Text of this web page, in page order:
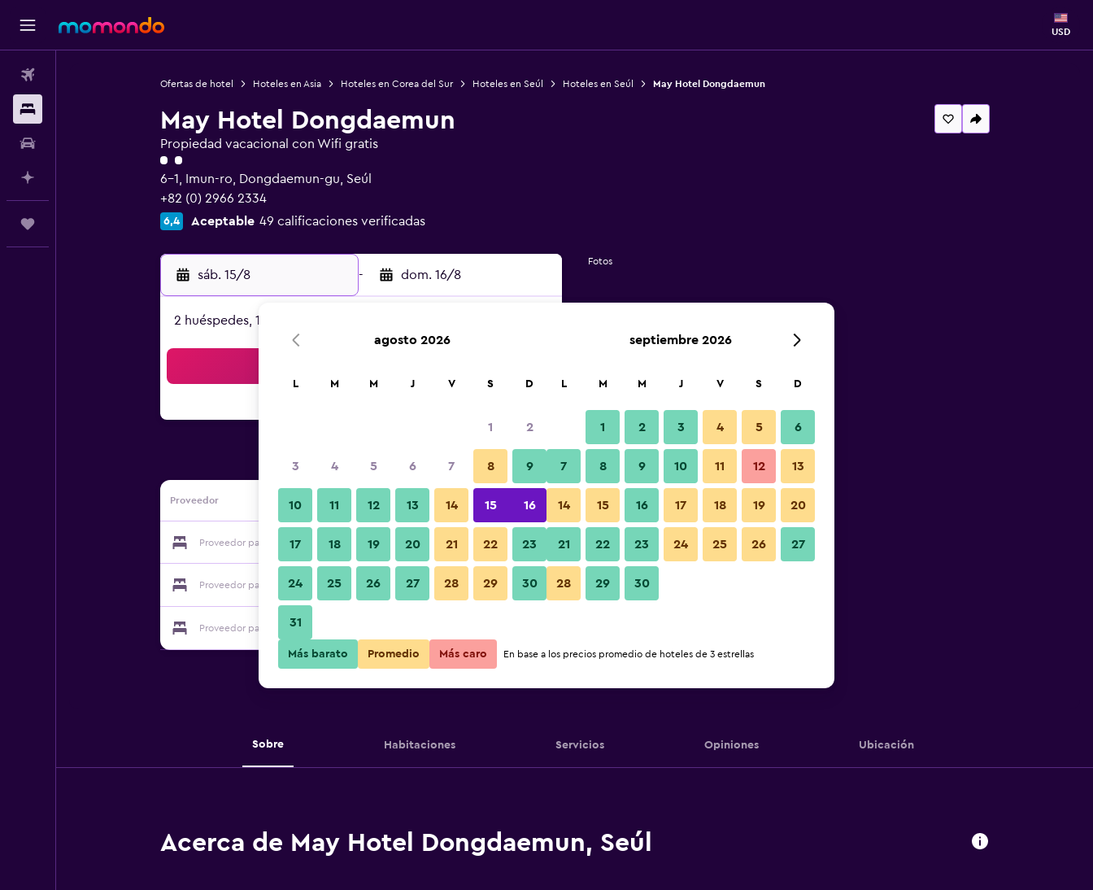
USD
Ofertas de hotel Hoteles en Asia Hoteles en Corea del Sur Hoteles en Seúl Hoteles en Seúl May Hotel Dongdaemun
May Hotel Dongdaemun
Propiedad vacacional con Wifi gratis
Categoría 2
6-1, Imun-ro, Dongdaemun-gu, Seúl
+82 (0) 2966 2334
6,4 Aceptable 49 calificaciones verificadas
sáb. 15/8 - dom. 16/8
2 huéspedes, 1 habitación
Proveedor
Proveedor para May Hotel Dongdaemun Ver precios
Proveedor para May Hotel Dongdaemun Ver precios
Proveedor para May Hotel Dongdaemun
Fotos
Sobre Habitaciones Servicios Opiniones Ubicación
Acerca de May Hotel Dongdaemun, Seúl
agosto 2026
L M M J V S D
1 2
3 4 5 6 7 8 9
10 11 12 13 14 15 16
17 18 19 20 21 22 23
24 25 26 27 28 29 30
31
septiembre 2026
L M M J V S D
1 2 3 4 5 6
7 8 9 10 11 12 13
14 15 16 17 18 19 20
21 22 23 24 25 26 27
28 29 30
Más barato Promedio Más caro En base a los precios promedio de hoteles de 3 estrellas